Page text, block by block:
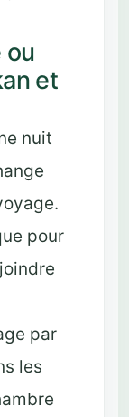
ou
et
nuit
pour
par
les